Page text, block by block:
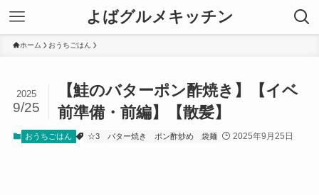
よばグルメキッチン
ホーム おうちごはん
【鮭のバターポン酢焼き】【イベ
前準備・前編】【散髪】
2025
9/25
おうちごはん ☆3 バター焼き ポン酢炒め 袋麺 2025年9月25日